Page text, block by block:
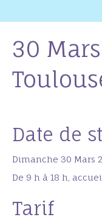
30
Date de
Dimanche 30 Mars
De 9 h à 18 h,
Tarif